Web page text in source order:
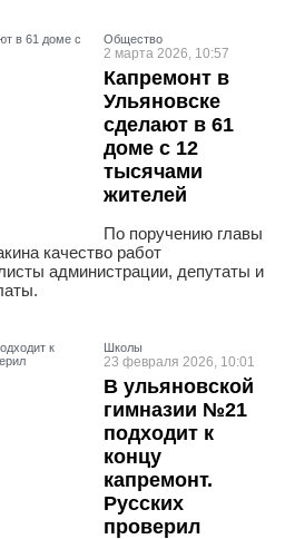
Общество
2 марта 2026, 10:57
Капремонт в
Ульяновске
сделают в 61
доме с 12
тысячами
жителей
По поручению главы
качество работ
администрации, депутаты и
Школы
23 февраля 2026, 10:01
В ульяновской
гимназии №21
подходит к
концу
капремонт.
Русских
проверил